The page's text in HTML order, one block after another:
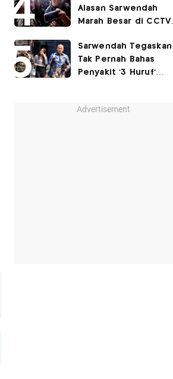
Alasan Sarwendah
Marah Besar di CCTV
Kecewa Mendalam
Sarwendah Tegaskan
Tak Pernah Bahas
Penyakit '3 Huruf'
Advertisement